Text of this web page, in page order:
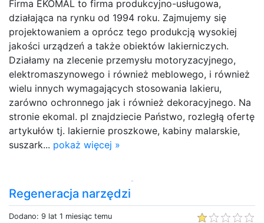
Firma EKOMAL to firma produkcyjno-usługowa,
działająca na rynku od 1994 roku. Zajmujemy się
projektowaniem a oprócz tego produkcją wysokiej
jakości urządzeń a także obiektów lakierniczych.
Działamy na zlecenie przemysłu motoryzacyjnego,
elektromaszynowego i również meblowego, i również
wielu innych wymagających stosowania lakieru,
zarówno ochronnego jak i również dekoracyjnego. Na
stronie ekomal. pl znajdziecie Państwo, rozległą ofertę
artykułów tj. lakiernie proszkowe, kabiny malarskie,
suszark... pokaż więcej »
Regeneracja narzędzi
Dodano: 9 lat 1 miesiąc temu